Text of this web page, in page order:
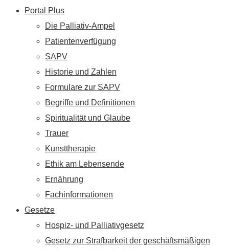
Portal Plus
Die Palliativ-Ampel
Patientenverfügung
SAPV
Historie und Zahlen
Formulare zur SAPV
Begriffe und Definitionen
Spiritualität und Glaube
Trauer
Kunsttherapie
Ethik am Lebensende
Ernährung
Fachinformationen
Gesetze
Hospiz- und Palliativgesetz
Gesetz zur Strafbarkeit der geschäftsmäßigen